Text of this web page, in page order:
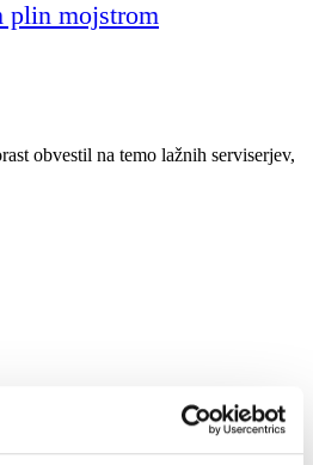
plin mojstrom
obvestil na temo lažnih serviserjev,